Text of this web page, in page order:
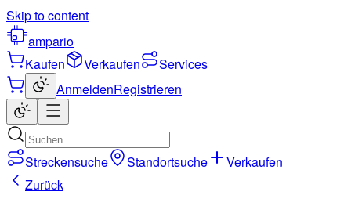
Skip to content
ampario
Kaufen
Verkaufen
Services
AnmeldenRegistrieren
Streckensuche Standortsuche
Verkaufen
Zurück